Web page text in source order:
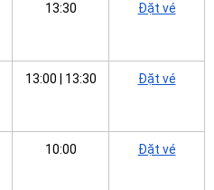
13:30 Đặt vé
13:00 | 13:30 Đặt vé
10:00 Đặt vé